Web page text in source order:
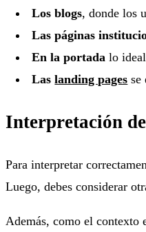
Los blogs, donde los
Las páginas
En la portada lo
Laslanding pages se
Interpretación
Para interpretar
Luego, debes considerar
Además, como el contexto